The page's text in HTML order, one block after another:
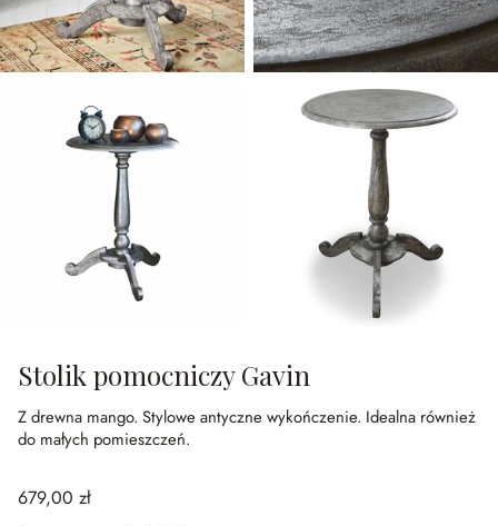
Stolik pomocniczy Gavin
Z drewna mango. Stylowe antyczne wykończenie. Idealna również
do małych pomieszczeń.
679,00 zł